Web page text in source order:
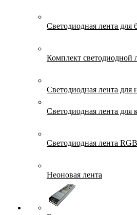
Светодиодная лента для
Комплект светодиодной
Светодиодная лента для
Светодиодная лента для
Светодиодная лента
Неоновая лента